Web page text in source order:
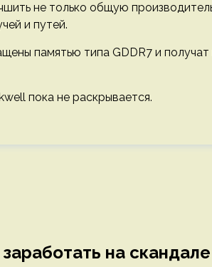
не только общую
и путей.
памятью типа GDDR7 и
пока не раскрывается.
на